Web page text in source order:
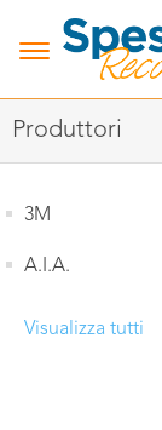
Produttori
3M
A.I.A.
Visualizza tutti